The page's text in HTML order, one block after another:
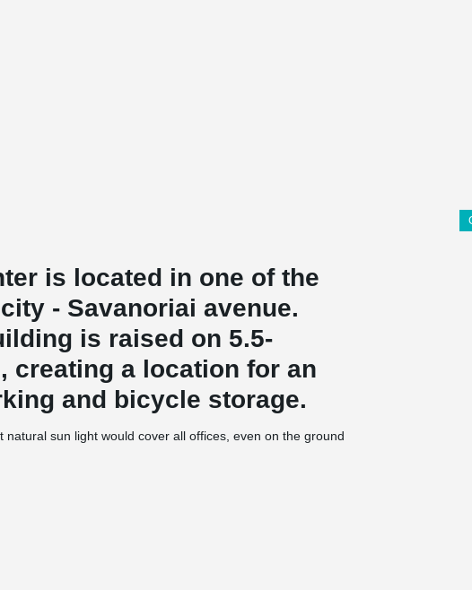
is located in one of the
- Savanoriai avenue.
is raised on 5.5-
creating a location for an
and bicycle storage.
sun light would cover all offices, even on the ground
of the company that is working there, and staff can relax in